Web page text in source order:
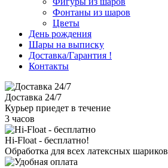
Фонтаны из шаров
Цветы
День рождения
Шары на выписку
Доставка/Гарантия !
Контакты
Доставка 24/7
Курьер приедет в течение
3 часов
Hi-Float - бесплатно!
Обработка для всех латексных шариков